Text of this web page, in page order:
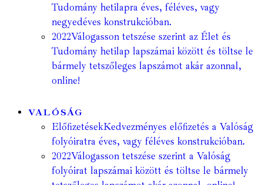
Tudomány hetilapra éves, féléves, vagy
negyedéves konstrukcióban.
2022Válogasson tetszése szerint az Élet és
Tudomány hetilap lapszámai között és töltse le
bármely tetszőleges lapszámot akár azonnal,
online!
VALÓSÁG
ElőfizetésekKedvezményes előfizetés a Valóság
folyóiratra éves, vagy féléves konstrukcióban.
2022Válogasson tetszése szerint a Valóság
folyóirat lapszámai között és töltse le bármely